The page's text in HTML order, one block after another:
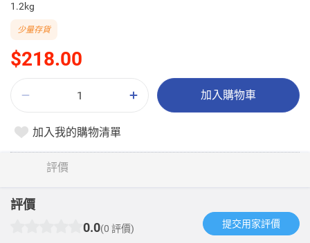
1.2kg
$218.00
少量存貨
加入購物車
加入我的購物清單
評價
評價
0.0(0 評價) 提交用家評價​